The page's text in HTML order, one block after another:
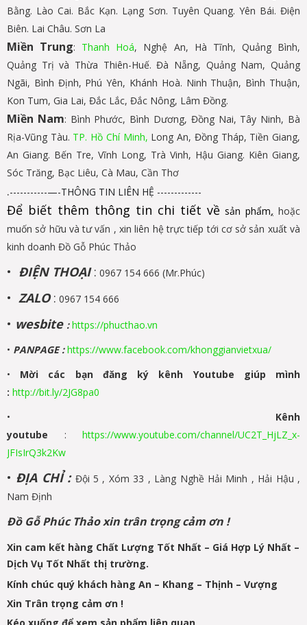
Bằng. Lào Cai. Bắc Kạn. Lạng Sơn. Tuyên Quang. Yên Bái. Điện
Biên. Lai Châu. Sơn La
Miền Trung: Thanh Hoá, Nghệ An, Hà Tĩnh, Quảng Bình,
Quảng Trị và Thừa Thiên-Huế. Đà Nẵng, Quảng Nam, Quảng
Ngãi, Bình Định, Phú Yên, Khánh Hoà. Ninh Thuận, Bình Thuận,
Kon Tum, Gia Lai, Đắc Lắc, Đắc Nông, Lâm Đồng.
Miền Nam: Bình Phước, Bình Dương, Đồng Nai, Tây Ninh, Bà
Rịa-Vũng Tàu. TP. Hồ Chí Minh, Long An, Đồng Tháp, Tiền Giang,
An Giang. Bến Tre, Vĩnh Long, Trà Vinh, Hậu Giang. Kiên Giang,
Sóc Trăng, Bạc Liêu, Cà Mau, Cần Thơ
.-----------—-THÔNG TIN LIÊN HỆ -------------
Để biết thêm thông tin chi tiết về sản phẩm, hoặc
muốn sở hữu và tư vấn , xin liên hệ trực tiếp tới cơ sở sản xuất và
kinh doanh Đồ Gỗ Phúc Thảo
• ĐIỆN THOẠI: 0967 154 666 (Mr.Phúc)
• ZALO: 0967 154 666
• wesbite : https://phucthao.vn
• PANPAGE:https://www.facebook.com/khonggianvietxua/
• Mời các bạn đăng ký kênh Youtube giúp mình
: http://bit.ly/2JG8pa0
• Kênh
youtube : https://www.youtube.com/channel/UC2T_HjLZ_x-
JFIsIrQ3k2Kw
• ĐỊA CHỈ : Đội 5 , Xóm 33 , Làng Nghề Hải Minh , Hải Hậu ,
Nam Định
Đồ Gỗ Phúc Thảo xin trân trọng cảm ơn !
Xin cam kết hàng Chất Lượng Tốt Nhất – Giá Hợp Lý Nhất –
Dịch Vụ Tốt Nhất thị trường.
Kính chúc quý khách hàng An – Khang – Thịnh – Vượng
Xin Trân trọng cảm ơn !